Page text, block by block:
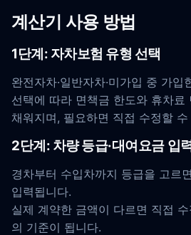
계산기 사용 방법
1단계: 자차보험 유형 선택
완전자차·일반자차·미가입 중 가
선택에 따라 면책금 한도와 휴차료
채워지며, 필요하면 직접 수정할 수
2단계: 차량 등급·대여요금 입력
경차부터 수입차까지 등급을 고르
입력됩니다.
실제 계약한 금액이 다르면 직접
의 기준이 됩니다.